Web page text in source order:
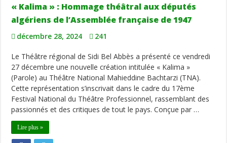
« Kalima » : Hommage théâtral aux députés
algériens de l’Assemblée française de 1947
décembre 28, 2024 241
Le Théâtre régional de Sidi Bel Abbès a présenté ce vendredi
27 décembre une nouvelle création intitulée « Kalima »
(Parole) au Théâtre National Mahieddine Bachtarzi (TNA).
Cette représentation s’inscrivait dans le cadre du 17ème
Festival National du Théâtre Professionnel, rassemblant des
passionnés et des critiques de tout le pays. Conçue par …
Lire plus »